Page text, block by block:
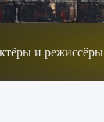
и режиссёры